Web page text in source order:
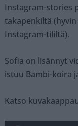
Instagram-stories
takapenkiltä
Instagram-tililtä).
Sofia on lisännyt
istuu Bambi-koira
Katso